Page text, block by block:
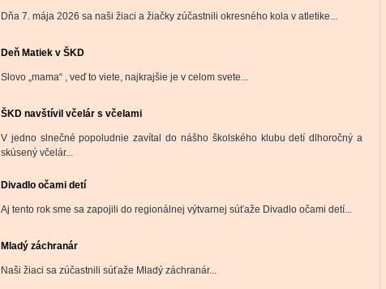
Dňa 7. mája 2026 sa naši žiaci a žiačky zúčastnili okresného kola v atletike...
Deň Matiek v ŠKD
Slovo „mama“ , veď to viete, najkrajšie je v celom svete...
ŠKD navštívil včelár s včelami
V jedno slnečné popoludnie zavítal do nášho školského klubu detí dlhoročný a
skúsený včelár...
Divadlo očami detí
Aj tento rok sme sa zapojili do regionálnej výtvarnej súťaže Divadlo očami detí...
Mladý záchranár
Naši žiaci sa zúčastnili súťaže Mladý záchranár...